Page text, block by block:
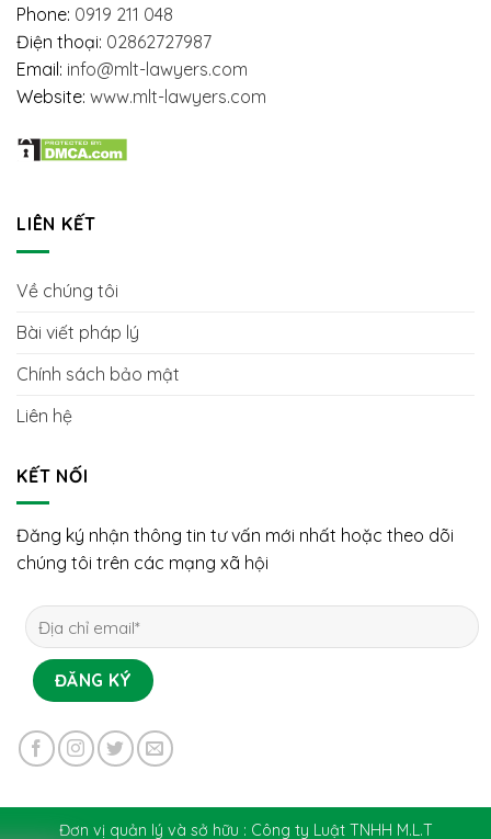
Phone: 0919 211 048
Điện thoại: 02862727987
Email: info@mlt-lawyers.com
Website: www.mlt-lawyers.com
LIÊN KẾT
Về chúng tôi
Bài viết pháp lý
Chính sách bảo mật
Liên hệ
KẾT NỐI
Đăng ký nhận thông tin tư vấn mới nhất hoặc theo dõi
chúng tôi trên các mạng xã hội
Đơn vị quản lý và sở hữu : Công ty Luật TNHH M.L.T